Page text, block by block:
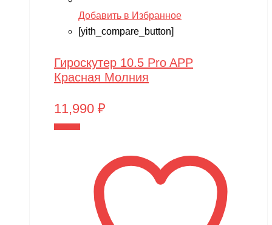
Добавить в Избранное
[yith_compare_button]
Гироскутер 10.5 Pro APP
Красная Молния
11,990 ₽